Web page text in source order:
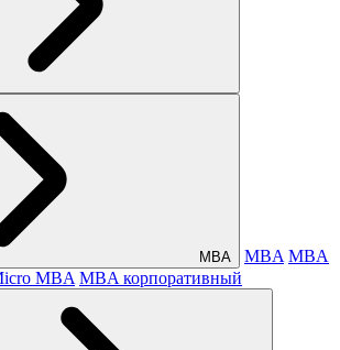
МВА MBA MBA
MBA MBA корпоративный